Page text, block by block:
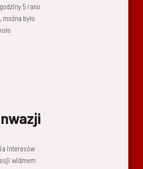
5 rano
było
interesów
widmem